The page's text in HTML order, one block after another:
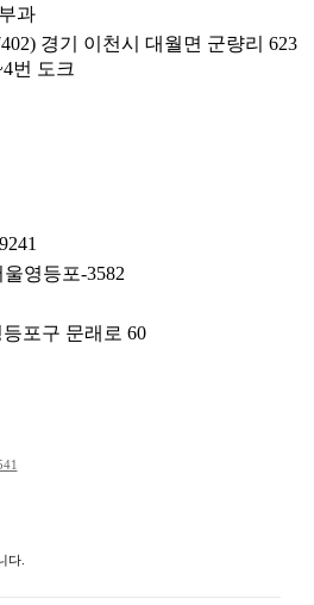
과
경기 이천시 대월면 군량리 623
번 도크
울영등포-3582
포구 문래로 60
다.